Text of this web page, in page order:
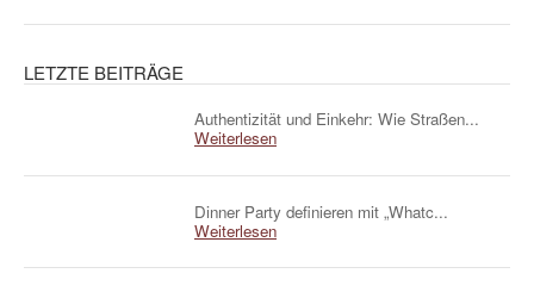
LETZTE BEITRÄGE
Authentizität und Einkehr: Wie Straßen...
Weiterlesen
Dinner Party definieren mit „Whatc...
Weiterlesen